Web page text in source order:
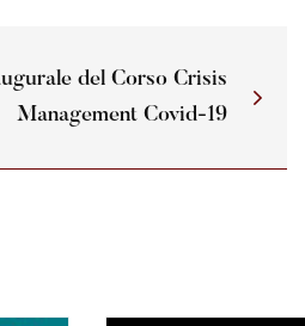
del Corso Crisis
Management Covid-19